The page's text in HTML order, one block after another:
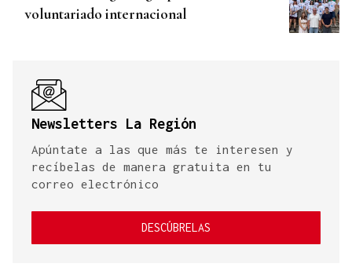
voluntariado internacional
Newsletters La Región
Apúntate a las que más te interesen y
recíbelas de manera gratuita en tu
correo electrónico
DESCÚBRELAS